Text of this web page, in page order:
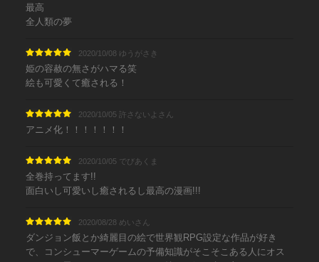
最高
全人類の夢
2020/10/08 ゆうがさき
姫の容赦の無さがハマる笑
絵も可愛くて癒される！
2020/10/05 許さないよさん
アニメ化！！！！！！！
2020/10/05 でびあくま
全巻持ってます!!
面白いし可愛いし癒されるし最高の漫画!!!
2020/08/28 めいさん
ダンジョン飯とか綺麗目の絵で世界観RPG設定な作品が好き
で、コンシューマーゲームの予備知識がそこそこある人にオス